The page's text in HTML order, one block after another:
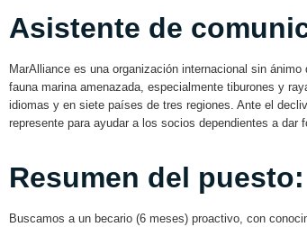
Asistente de
MarAlliance es una organización internacional sin
fauna marina amenazada, especialmente tiburones y
idiomas y en siete países de tres regiones. Ante el
represente para ayudar a los socios dependientes a
Resumen del puesto:
Buscamos a un becario (6 meses) proactivo, con